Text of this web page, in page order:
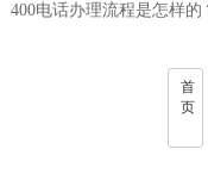
首
页